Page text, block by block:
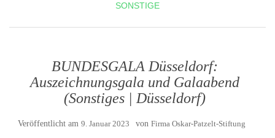
SONSTIGE
BUNDESGALA Düsseldorf:
Auszeichnungsgala und Galaabend
(Sonstiges | Düsseldorf)
Veröffentlicht am 9. Januar 2023 von Firma Oskar-Patzelt-Stiftung